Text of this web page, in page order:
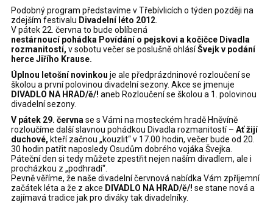
Podobný program představíme v Třebívlicích o týden později na
zdejším festivalu Divadelní léto 2012.
V pátek 22. června to bude oblíbená
nestárnoucí pohádka Povídání o pejskovi a kočičce Divadla
rozmanitostí, v sobotu večer se poslušně ohlásíŠvejk v podání
herce Jiřího Krause.
Úplnou letošní novinkou je ale předprázdninové rozloučení se
školou a první polovinou divadelní sezony. Akce se jmenuje
DIVADLO NA HRAD/ě/! aneb Rozloučení se školou a 1. polovinou
divadelní sezony.
V pátek 29. června se s Vámi na mosteckém hradě Hněvíně
rozloučíme další slavnou pohádkou Divadla rozmanitostí – Ať žijí
duchové, kteří začnou „kouzlit“ v 17.00 hodin, večer bude od 20.
30 hodin patřit naposledy Osudům dobrého vojáka Švejka.
Páteční den si tedy můžete zpestřit nejen naším divadlem, ale i
procházkou z „podhradí“.
Pevně věříme, že naše divadelní červnová nabídka Vám zpříjemní
začátek léta a že z akce DIVADLO NA HRAD/ě/! se stane nová a
zajímavá tradice jak pro diváky tak divadelníky.